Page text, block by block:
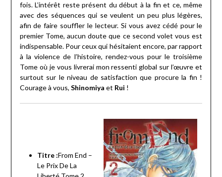
fois. L’intérêt reste présent du début à la fin et ce, même
avec des séquences qui se veulent un peu plus légères,
afin de faire souffler le lecteur. Si vous avez cédé pour le
premier Tome, aucun doute que ce second volet vous est
indispensable. Pour ceux qui hésitaient encore, par rapport
à la violence de l’histoire, rendez-vous pour le troisième
Tome où je vous livrerai mon ressenti global sur l’œuvre et
surtout sur le niveau de satisfaction que procure la fin !
Courage à vous, Shinomiya et Rui !
Titre :From End –
Le Prix De La